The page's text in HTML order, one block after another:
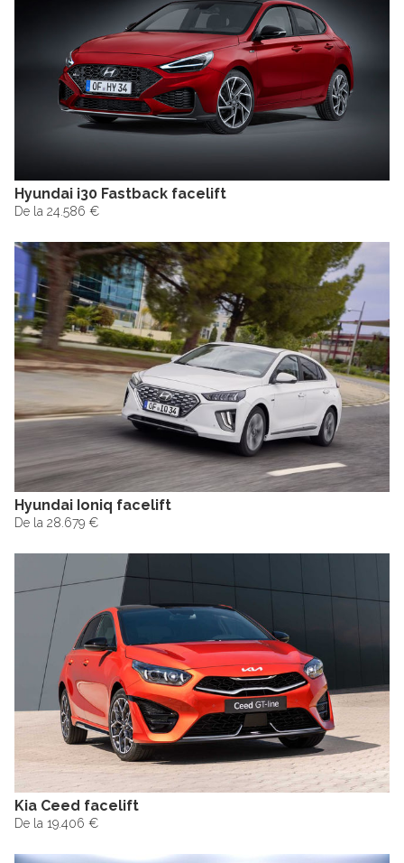
Hyundai i30 Fastback facelift
De la 24.586 €
Hyundai Ioniq facelift
De la 28.679 €
Kia Ceed facelift
De la 19.406 €